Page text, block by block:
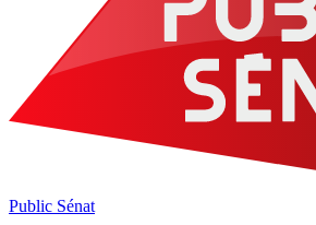
Public Sénat